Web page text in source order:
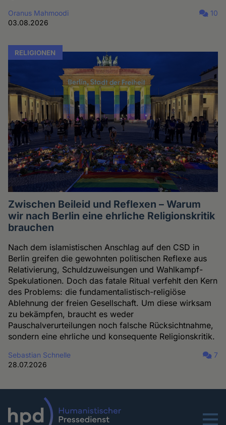
Oranus Mahmoodi
03.08.2026
10
RELIGIONEN
Zwischen Beileid und Reflexen – Warum
wir nach Berlin eine ehrliche Religionskritik
brauchen
Nach dem islamistischen Anschlag auf den CSD in
Berlin greifen die gewohnten politischen Reflexe aus
Relativierung, Schuldzuweisungen und Wahlkampf-
Spekulationen. Doch das fatale Ritual verfehlt den Kern
des Problems: die fundamentalistisch-religiöse
Ablehnung der freien Gesellschaft. Um diese wirksam
zu bekämpfen, braucht es weder
Pauschalverurteilungen noch falsche Rücksichtnahme,
sondern eine ehrliche und konsequente Religionskritik.
Sebastian Schnelle
28.07.2026
7
Menu